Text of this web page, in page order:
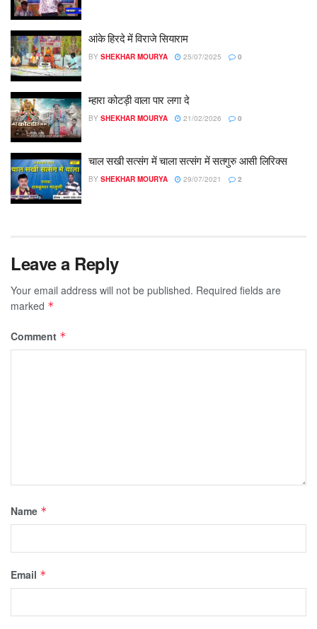
आंके हिरदे में विराजे सियाराम
BY SHEKHAR MOURYA 25/07/2025 0
म्हारा कोटड़ी वाला पार लगा दे
BY SHEKHAR MOURYA 21/02/2026 0
चाल सखी सत्संग में चाला सत्संग में सतगुरु आसी लिरिक्स
BY SHEKHAR MOURYA 29/07/2021 2
Leave a Reply
Your email address will not be published. Required fields are
marked *
Comment *
Name *
Email *